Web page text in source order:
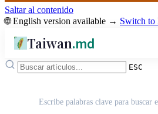
Saltar al contenido
🌐 English version available → Switch to
Taiwan.md
ESC
Escribe palabras clave para buscar